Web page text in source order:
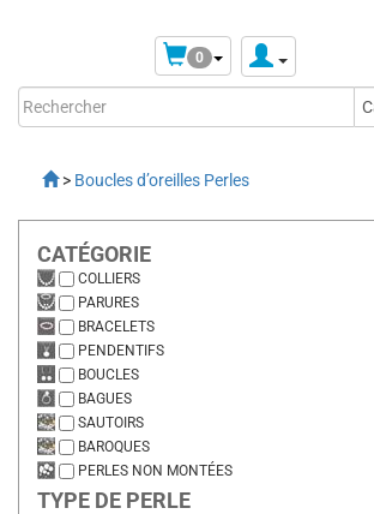
0
> Boucles d’oreilles Perles
CATÉGORIE
COLLIERS
PARURES
BRACELETS
PENDENTIFS
BOUCLES
BAGUES
SAUTOIRS
BAROQUES
PERLES NON MONTÉES
TYPE DE PERLE